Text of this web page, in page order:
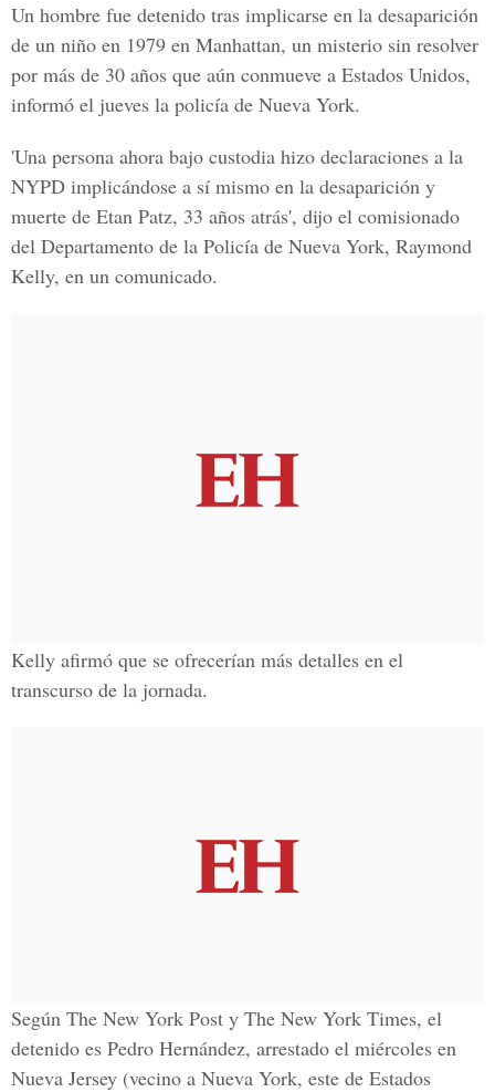
Un hombre fue detenido tras implicarse en la desaparición
de un niño en 1979 en Manhattan, un misterio sin resolver
por más de 30 años que aún conmueve a Estados Unidos,
informó el jueves la policía de Nueva York.
'Una persona ahora bajo custodia hizo declaraciones a la
NYPD implicándose a sí mismo en la desaparición y
muerte de Etan Patz, 33 años atrás', dijo el comisionado
del Departamento de la Policía de Nueva York, Raymond
Kelly, en un comunicado.
Kelly afirmó que se ofrecerían más detalles en el
transcurso de la jornada.
Según The New York Post y The New York Times, el
detenido es Pedro Hernández, arrestado el miércoles en
Nueva Jersey (vecino a Nueva York, este de Estados